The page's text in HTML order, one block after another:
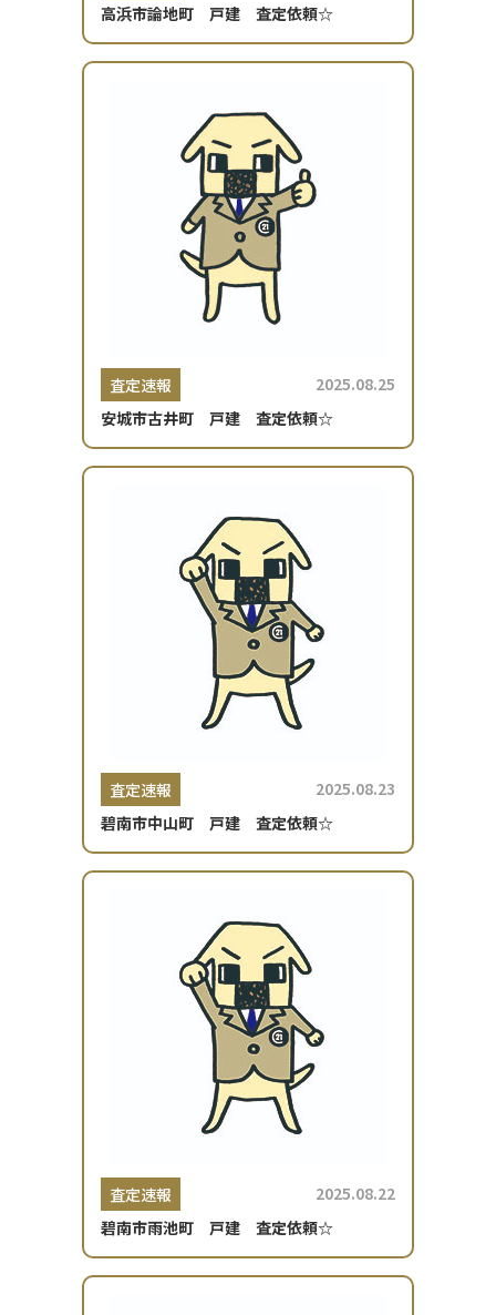
高浜市論地町 戸建 査定依頼☆
査定速報
2025.08.25
安城市古井町 戸建 査定依頼☆
査定速報
2025.08.23
碧南市中山町 戸建 査定依頼☆
査定速報
2025.08.22
碧南市雨池町 戸建 査定依頼☆